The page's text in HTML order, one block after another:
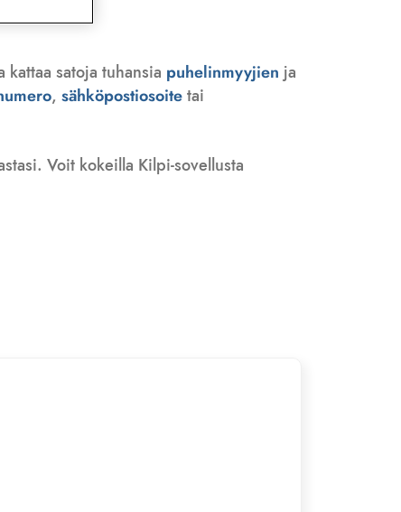
kattaa satoja tuhansia puhelinmyyjien ja
, sähköpostiosoitetai
Voit kokeilla Kilpi-sovellusta